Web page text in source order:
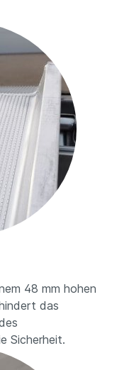
48 mm hohen
das
Sicherheit.